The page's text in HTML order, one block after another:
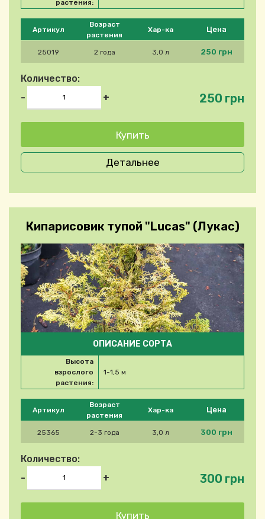
Please select product
Артикул
Возраст
растения
Хар-ка Цена
25019 2 года 3,0 л 250 грн
Количество:
-
+ 250 грн
растения:
Детальнее
Кипарисовик тупой "Lucas" (Лукас)
Please select product
Артикул
Возраст
растения
Хар-ка Цена
25365 2-3 года 3,0 л 300 грн
Количество:
-
+ 300 грн
ОПИСАНИЕ СОРТА
Высота
взрослого
растения:
1-1,5 м